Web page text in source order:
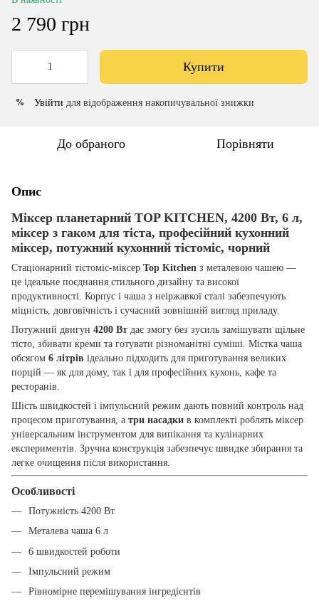
2 790 грн
Купити
% Увійти для відображення накопичувальної знижки
До обраного Порівняти
Опис
Міксер планетарний TOP KITCHEN, 4200 Вт, 6 л,
міксер з гаком для тіста, професійний кухонний
міксер, потужний кухонний тістоміс, чорний
Стаціонарний тістоміс-міксер Top Kitchen з металевою чашею —
це ідеальне поєднання стильного дизайну та високої
продуктивності. Корпус і чаша з неіржавкої сталі забезпечують
міцність, довговічність і сучасний зовнішній вигляд приладу.
Потужний двигун 4200 Вт дає змогу без зусиль замішувати щільне
тісто, збивати креми та готувати різноманітні суміші. Містка чаша
обсягом 6 літрів ідеально підходить для приготування великих
порцій — як для дому, так і для професійних кухонь, кафе та
ресторанів.
Шість швидкостей і імпульсний режим дають повний контроль над
процесом приготування, а три насадки в комплекті роблять міксер
універсальним інструментом для випікання та кулінарних
експериментів. Зручна конструкція забезпечує швидке збирання та
легке очищення після використання.
Особливості
Потужність 4200 Вт
Металева чаша 6 л
6 швидкостей роботи
Імпульсний режим
Рівномірне перемішування інгредієнтів